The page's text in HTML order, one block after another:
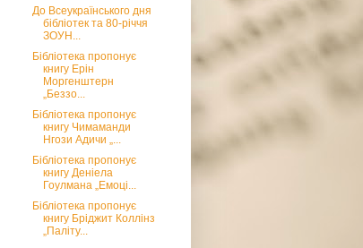
До Всеукраїнського дня
бібліотек та 80-річчя
ЗОУН...
Бібліотека пропонує
книгу Ерін
Моргенштерн
„Беззо...
Бібліотека пропонує
книгу Чимаманди
Нгози Адичи „...
Бібліотека пропонує
книгу Деніела
Гоулмана „Емоці...
Бібліотека пропонує
книгу Бріджит Коллінз
„Паліту...